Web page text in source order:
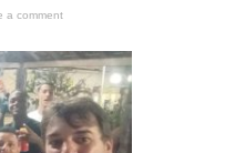
a comment